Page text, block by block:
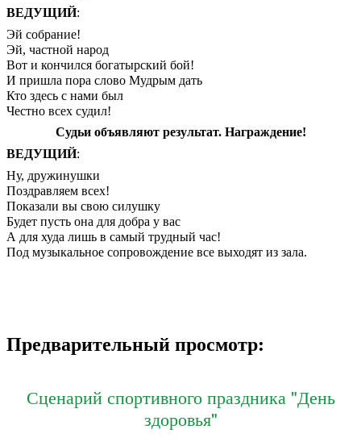
ВЕДУЩИЙ:
Эй собрание!
Эй, частной народ
Вот и кончился богатырский бой!
И пришла пора слово Мудрым дать
Кто здесь с нами был
Честно всех судил!
Судьи объявляют результат. Награждение!
ВЕДУЩИЙ:
Ну, дружинушки
Поздравляем всех!
Показали вы свою силушку
Будет пусть она для добра у вас
А для худа лишь в самый трудный час!
Под музыкальное сопровождение все выходят из зала.
Предварительный просмотр:
Сценарий спортивного праздника "День
здоровья"